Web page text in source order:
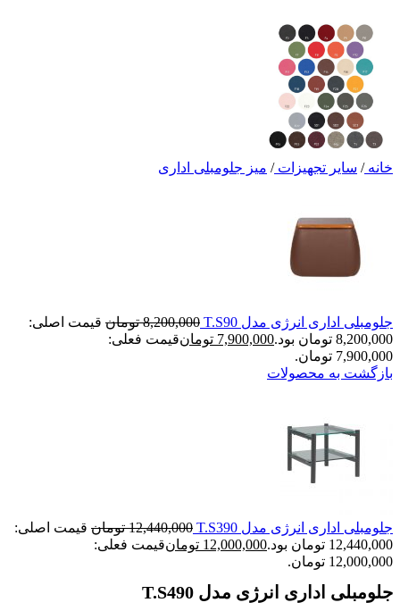
خانه/ سایر تجهیزات/ میز جلومبلی اداری
جلومبلی اداری انرژی مدل T.S90 8,200,000 تومان قیمت اصلی:
8,200,000 تومان بود.
7,900,000 تومانقیمت فعلی:
7,900,000 تومان.
بازگشت به محصولات
جلومبلی اداری انرژی مدل T.S390 12,440,000 تومان قیمت اصلی:
12,440,000 تومان بود.
12,000,000 تومانقیمت فعلی:
12,000,000 تومان.
جلومبلی اداری انرژی مدل T.S490